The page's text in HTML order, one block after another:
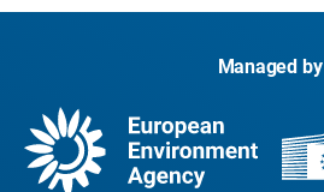
Managed by